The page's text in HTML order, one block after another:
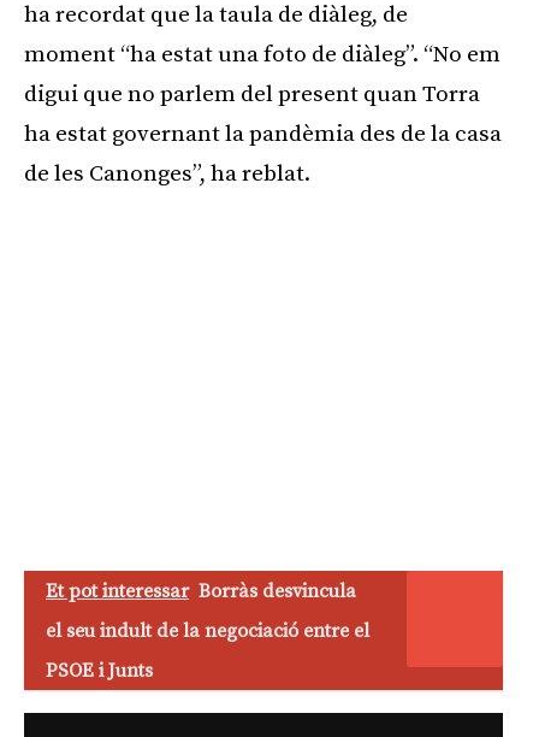
ha recordat que la taula de diàleg, de
moment “ha estat una foto de diàleg”. “No em
digui que no parlem del present quan Torra
ha estat governant la pandèmia des de la casa
de les Canonges”, ha reblat.
Et pot interessar Borràs desvincula
el seu indult de la negociació entre el
PSOE i Junts